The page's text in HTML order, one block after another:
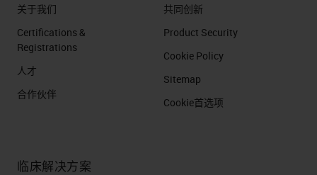
关于我们
Certifications &
Registrations
人才
合作伙伴
共同创新
Product Security
Cookie Policy
Sitemap
Cookie首选项
临床解决方案